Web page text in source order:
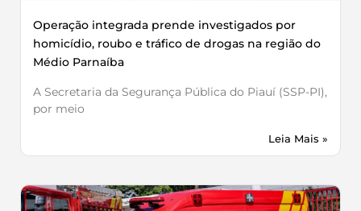
Operação integrada prende investigados por
homicídio, roubo e tráfico de drogas na região do
Médio Parnaíba
A Secretaria da Segurança Pública do Piauí (SSP-PI),
por meio
Leia Mais »